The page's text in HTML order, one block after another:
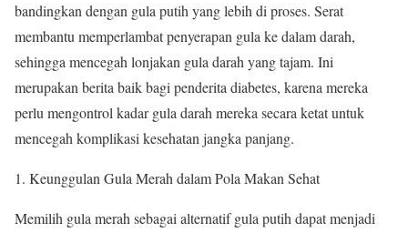
bandingkan dengan gula putih yang lebih di proses. Serat
membantu memperlambat penyerapan gula ke dalam darah,
sehingga mencegah lonjakan gula darah yang tajam. Ini
merupakan berita baik bagi penderita diabetes, karena mereka
perlu mengontrol kadar gula darah mereka secara ketat untuk
mencegah komplikasi kesehatan jangka panjang.
1. Keunggulan Gula Merah dalam Pola Makan Sehat
Memilih gula merah sebagai alternatif gula putih dapat menjadi